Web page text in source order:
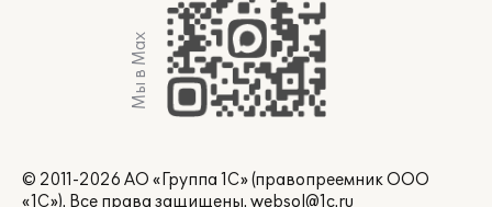
Мы в Max
© 2011-2026 АО «Группа 1С» (правопреемник ООО
«1С»). Все права защищены. websol@1c.ru